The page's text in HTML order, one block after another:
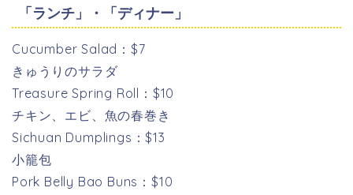
「ランチ」・「ディナー」
Cucumber Salad：$7
きゅうりのサラダ
Treasure Spring Roll：$10
チキン、エビ、魚の春巻き
Sichuan Dumplings：$13
小籠包
Pork Belly Bao Buns：$10